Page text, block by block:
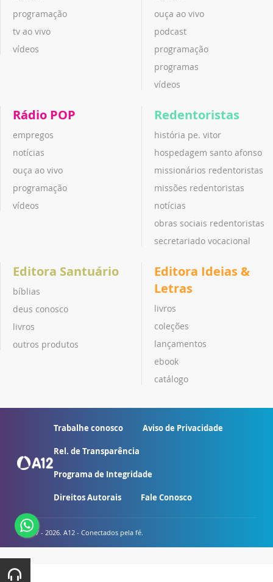
programação
tv ao vivo
vídeos
ouça ao vivo
podcast
programação
programas
vídeos
Rádio POP
empregos
notícias
ouça ao vivo
programação
vídeos
Redentoristas
história pe. vitor
hospedagem santo afonso
missionários redentoristas
missões redentoristas
notícias
obras sociais redentoristas
secretariado vocacional
Editora Santuário
bíblias
deus conosco
livros
outros produtos
Editora Ideias &
Letras
livros
coleções
lançamentos
ebook
catálogo
Trabalhe conosco Aviso de Privacidade
Rel. de Transparência
Programa de Integridade
Direitos Autorais Fale Conosco
© 2007 - 2026. A12 - Conectados pela fé.